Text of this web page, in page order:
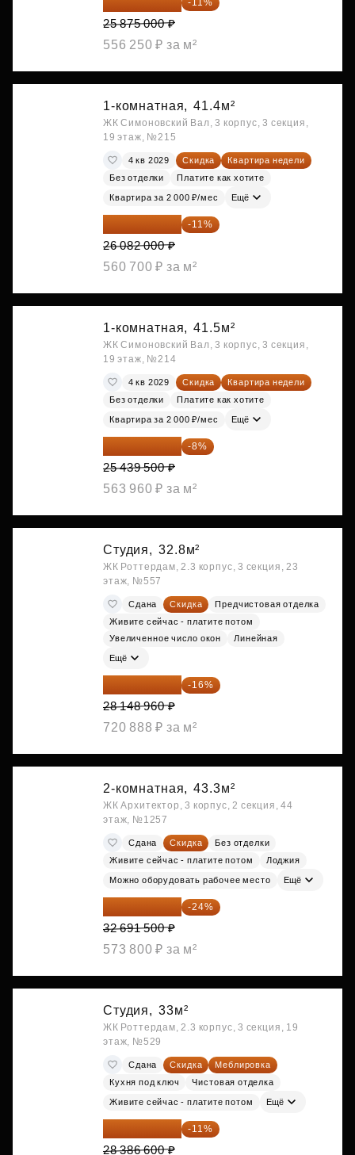
25 875 000 ₽
556 250 ₽ за м²
1-комнатная, 41.4м²
ЖК Симоновский Вал, 3 корпус, 3 секция,
19 этаж, №215
4 кв 2029 Скидка
Квартира недели
Без отделки
Платите как хотите
Квартира за 2 000 ₽/мес Ещё
23 212 980 ₽ -11%
26 082 000 ₽
560 700 ₽ за м²
1-комнатная, 41.5м²
ЖК Симоновский Вал, 3 корпус, 3 секция,
19 этаж, №214
4 кв 2029 Скидка
Квартира недели
Без отделки
Платите как хотите
Квартира за 2 000 ₽/мес Ещё
23 404 340 ₽ -8%
25 439 500 ₽
563 960 ₽ за м²
Студия, 32.8м²
ЖК Роттердам, 2.3 корпус, 3 секция, 23
этаж, №557
Сдана Скидка
Предчистовая отделка
Живите сейчас - платите потом
Увеличенное число окон
Линейная
Ещё
23 645 126 ₽ -16%
28 148 960 ₽
720 888 ₽ за м²
2-комнатная, 43.3м²
ЖК Архитектор, 3 корпус, 2 секция, 44
этаж, №1257
Сдана Скидка
Без отделки
Живите сейчас - платите потом
Лоджия
Можно оборудовать рабочее место Ещё
24 845 540 ₽ -24%
32 691 500 ₽
573 800 ₽ за м²
Студия, 33м²
ЖК Роттердам, 2.3 корпус, 3 секция, 19
этаж, №529
Сдана Скидка
Меблировка
Кухня под ключ
Чистовая отделка
Живите сейчас - платите потом Ещё
25 264 074 ₽ -11%
28 386 600 ₽